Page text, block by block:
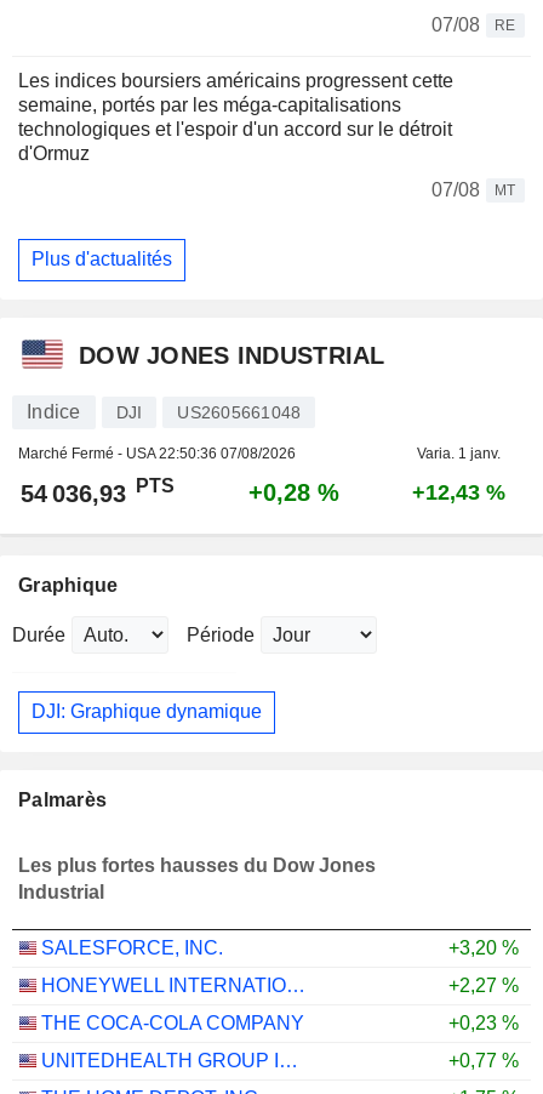
07/08
RE
Les indices boursiers américains progressent cette
semaine, portés par les méga-capitalisations
technologiques et l'espoir d'un accord sur le détroit
d'Ormuz
07/08
MT
Plus d'actualités
DOW JONES INDUSTRIAL
Indice DJI US2605661048
Marché Fermé - USA22:50:36 07/08/2026 Varia. 1 janv.
54 036,93 PTS +0,28 % +12,43 %
Graphique
Durée Période
DJI: Graphique dynamique
Palmarès
Les plus fortes hausses du Dow Jones
Industrial
SALESFORCE, INC.
+3,20 %
HONEYWELL INTERNATIONAL INC.
+2,27 %
THE COCA-COLA COMPANY
+0,23 %
UNITEDHEALTH GROUP INC.
+0,77 %